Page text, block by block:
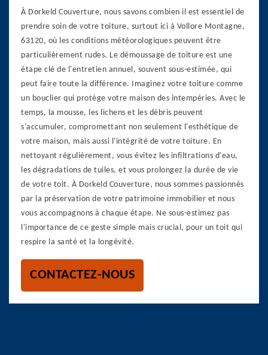
À Dorkeld Couverture, nous savons combien il est essentiel de
prendre soin de votre toiture, surtout ici à Vollore Montagne,
63120, où les conditions météorologiques peuvent être
particulièrement rudes. Le démoussage de toiture est une
étape clé de l'entretien annuel, souvent sous-estimée, qui
peut faire toute la différence. Imaginez votre toiture comme
un bouclier qui protège votre maison des intempéries. Avec le
temps, la mousse, les lichens et les débris peuvent
s'accumuler, compromettant non seulement l'esthétique de
votre maison, mais aussi l'intégrité de votre toiture. En
nettoyant régulièrement, vous évitez les infiltrations d'eau,
les dégradations de tuiles, et vous prolongez la durée de vie
de votre toit. À Dorkeld Couverture, nous sommes passionnés
par la préservation de votre patrimoine immobilier et nous
vous accompagnons à chaque étape. Ne sous-estimez pas
l'importance de ce geste simple mais crucial, pour un toit qui
respire la santé et la longévité.
CONTACTEZ-NOUS